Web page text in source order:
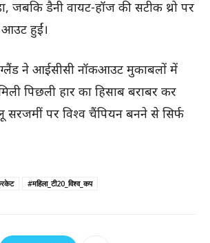
जबकि डैनी वायट-हॉज की सटीक थ्रो पर
आउट हुईं।
ने आईसीसी नॉकआउट मुकाबलों में
पिछली हार का हिसाब बराबर कर
पर विश्व चैंपियन बनने से सिर्फ
#महिला_टी20_विश्व_कप